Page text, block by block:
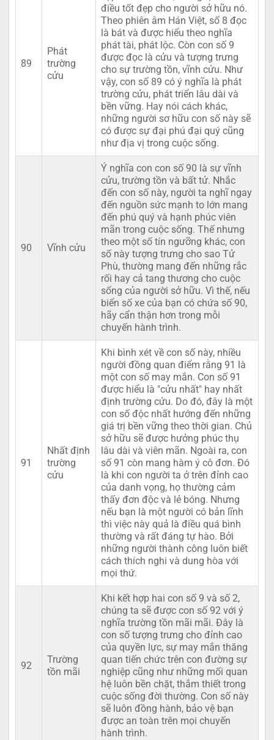
89
Phát
trường
cửu
điều tốt đẹp cho người sở hữu nó.
Theo phiên âm Hán Việt, số 8 đọc
là bát và được hiểu theo nghĩa
phát tài, phát lộc. Còn con số 9
được đọc là cửu và tượng trưng
cho sự trường tồn, vĩnh cửu. Như
vậy, con số 89 có ý nghĩa là phát
trường cửu, phát triển lâu dài và
bền vững. Hay nói cách khác,
những người sơ hữu con số này sẽ
có được sự đại phú đại quý cũng
như địa vị trong cuộc sống.
90 Vĩnh cửu
Ý nghĩa con con số 90 là sự vĩnh
cửu, trường tồn và bất tử. Nhắc
đến con số này, người ta nghĩ ngay
đến nguồn sức mạnh to lớn mang
đến phú quý và hạnh phúc viên
mãn trong cuộc sống. Thế nhưng
theo một số tín ngưỡng khác, con
số này tượng trưng cho sao Tử
Phù, thường mang đến những rắc
rối hay cả tang thương cho cuộc
sống của người sở hữu. Vì thế, nếu
biển số xe của bạn có chứa số 90,
hãy cẩn thận hơn trong mỗi
chuyến hành trình.
91
Nhất định
trường
cửu
Khi bình xét về con số này, nhiều
người đồng quan điểm rằng 91 là
một con số may mắn. Con số 91
được hiểu là "cửu nhất" hay nhất
định trường cửu. Do đó, đây là một
con số độc nhất hướng đến những
giá trị bền vững theo thời gian. Chủ
sở hữu sẽ được hưởng phúc thụ
lâu dài và viên mãn. Ngoài ra, con
số 91 còn mang hàm ý cô đơn. Đó
là khi con người ta ở trên đỉnh cao
của danh vọng, họ thường cảm
thấy đơn độc và lẻ bóng. Nhưng
nếu bạn là một người có bản lĩnh
thì việc này quả là điều quá bình
thường và rất đáng tự hào. Bởi
những người thành công luôn biết
cách thích nghi và dung hòa với
mọi thứ.
92
Trường
tồn mãi
Khi kết hợp hai con số 9 và số 2,
chúng ta sẽ được con số 92 với ý
nghĩa trường tồn mãi mãi. Đây là
con số tượng trưng cho đỉnh cao
của quyền lực, sự may mắn thăng
quan tiến chức trên con đường sự
nghiệp cũng như những mối quan
hệ luôn bền chặt, thắm thiết trong
cuộc sống đời thường. Con số này
sẽ luôn đồng hành, bảo vệ bạn
được an toàn trên mọi chuyến
hành trình.